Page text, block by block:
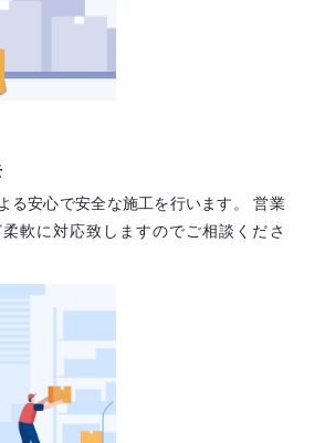
る安心で安全な施工を行います。
営業
軟に対応致しますのでご相談くださ